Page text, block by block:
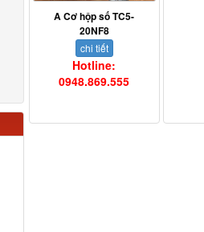
A Cơ hộp số TC5-
20NF8
chi tiết
Hotline:
0948.869.555